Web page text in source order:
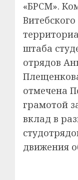
«БРСМ».
Витебского
штаба
отрядов
отмечена
грамотой
вклад в
движения